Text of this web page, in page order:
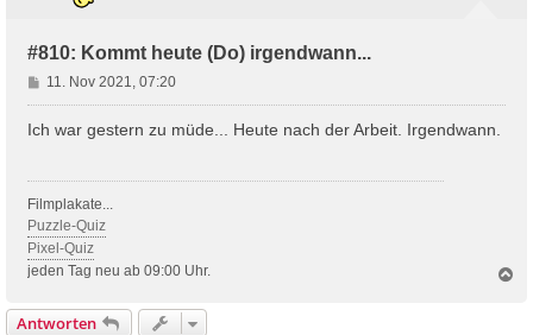
#810: Kommt heute (Do) irgendwann...
B
e
i
a
g
11. Nov 2021, 07:20
Ich war gestern zu müde... Heute nach der Arbeit. Irgendwann.
Filmplakate...
Puzzle-Quiz
Pixel-Quiz
jeden Tag neu ab 09:00 Uhr.
Antworten